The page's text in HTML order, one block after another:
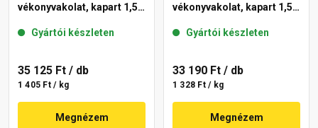
vékonyvakolat, kapart 1,5
Gyártói készleten
35 125 Ft / db
1 405 Ft / kg
Megnézem
vékonyvakolat, kapart 1,5
Gyártói készleten
33 190 Ft / db
1 328 Ft / kg
Megnézem